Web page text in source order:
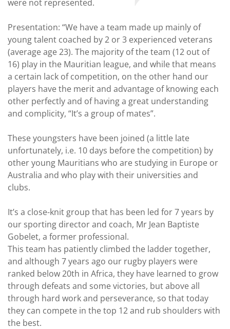
were not represented.
Presentation: “We have a team made up mainly of
young talent coached by 2 or 3 experienced veterans
(average age 23). The majority of the team (12 out of
16) play in the Mauritian league, and while that means
a certain lack of competition, on the other hand our
players have the merit and advantage of knowing each
other perfectly and of having a great understanding
and complicity, “It’s a group of mates”.
These youngsters have been joined (a little late
unfortunately, i.e. 10 days before the competition) by
other young Mauritians who are studying in Europe or
Australia and who play with their universities and
clubs.
It’s a close-knit group that has been led for 7 years by
our sporting director and coach, Mr Jean Baptiste
Gobelet, a former professional.
This team has patiently climbed the ladder together,
and although 7 years ago our rugby players were
ranked below 20th in Africa, they have learned to grow
through defeats and some victories, but above all
through hard work and perseverance, so that today
they can compete in the top 12 and rub shoulders with
the best.